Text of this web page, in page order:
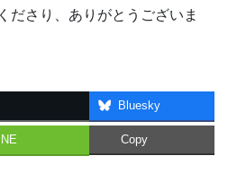
ださり、ありがとうございま
Bluesky
Copy